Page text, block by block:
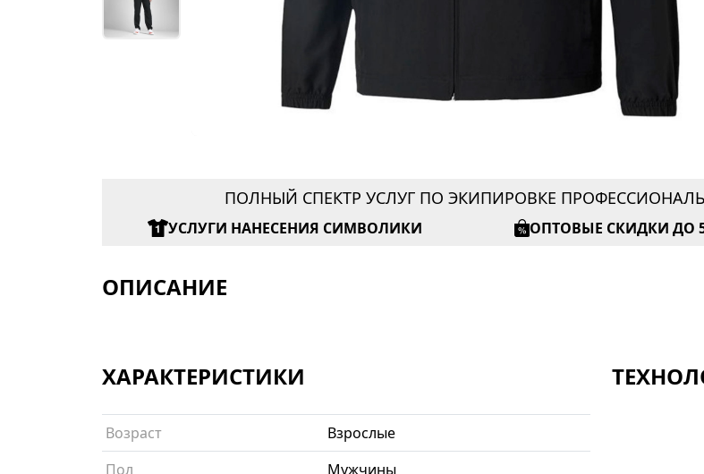
ПОЛНЫЙ СПЕКТР УСЛУГ ПО ЭКИПИРОВКЕ
УСЛУГИ НАНЕСЕНИЯ СИМВОЛИКИ ОПТОВЫЕ СКИДКИ ДО
ОПИСАНИЕ
ХАРАКТЕРИСТИКИ
Возраст
Взрослые
Пол
Мужчины